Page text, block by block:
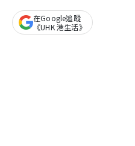
在Google追蹤
《UHK 港生活》